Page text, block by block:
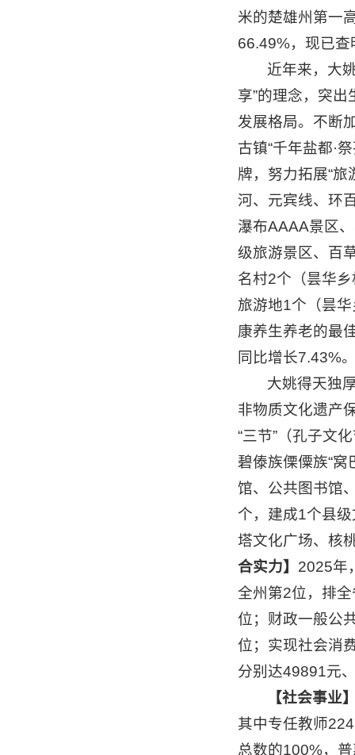
米的楚雄州第一
66.49%，现已
近年来，大
享”的理念，突
发展格局。不断
古镇“千年盐都·
牌，努力拓展“旅
河、元宾线、环
瀑布AAAA景区
级旅游景区、百
名村2个（昙华
旅游地1个（昙
康养生养老的最
同比增长7.43%
大姚得天独
非物质文化遗产
“三节”（孔子文
碧傣族傈僳族“
馆、公共图书馆
个，建成1个县
塔文化广场、核
合实力】 2025年
全州第2位，排
位；财政一般公
位；实现社会消
分别达49891元
【社会事业
其中专任教师
总数的100%，